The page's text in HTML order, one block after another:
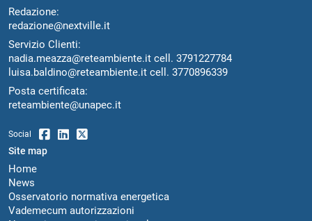
Redazione:
redazione@nextville.it
Servizio Clienti:
nadia.meazza@reteambiente.it cell. 3791227784
luisa.baldino@reteambiente.it cell. 3770896339
Posta certificata:
reteambiente@unapec.it
Social
Site map
Home
News
Osservatorio normativa energetica
Vademecum autorizzazioni